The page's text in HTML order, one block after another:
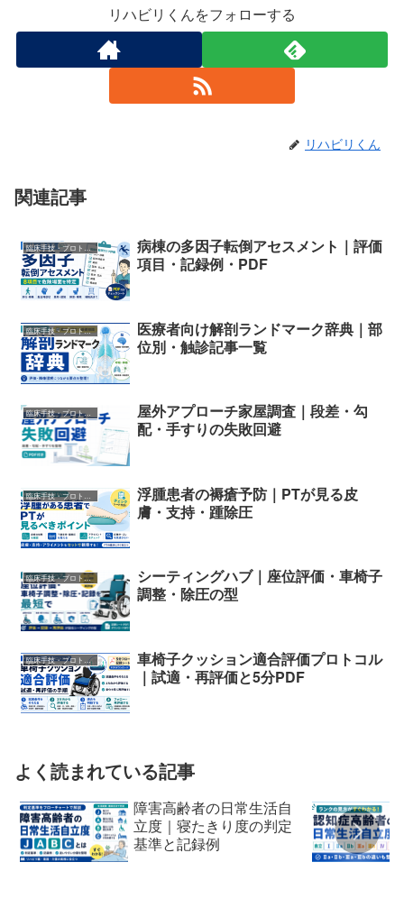
リハビリくんをフォローする
リハビリくん
関連記事
臨床手技・プロトコル
病棟の多因子転倒アセスメント｜評価
項目・記録例・PDF
臨床手技・プロトコル
医療者向け解剖ランドマーク辞典｜部
位別・触診記事一覧
臨床手技・プロトコル
屋外アプローチ家屋調査｜段差・勾
配・手すりの失敗回避
浮腫患者の褥瘡予防｜PTが見る皮
膚・支持・踵除圧
臨床手技・プロトコル
シーティングハブ｜座位評価・車椅子
調整・除圧の型
臨床手技・プロトコル
車椅子クッション適合評価プロトコル
｜試適・再評価と5分PDF
よく読まれている記事
障害高齢者の日常生活自
立度｜寝たきり度の判定
基準と記録例